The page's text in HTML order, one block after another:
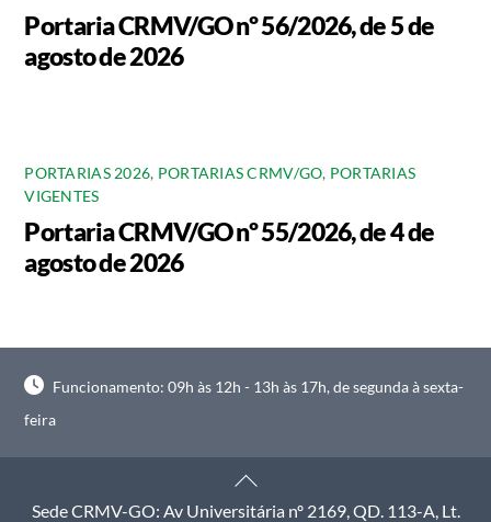
Portaria CRMV/GO nº 56/2026, de 5 de
agosto de 2026
PORTARIAS 2026, PORTARIAS CRMV/GO, PORTARIAS
VIGENTES
Portaria CRMV/GO nº 55/2026, de 4 de
agosto de 2026
Funcionamento: 09h às 12h - 13h às 17h, de segunda à sexta-
feira
Back
To
Sede CRMV-GO: Av Universitária nº 2169, QD. 113-A, Lt.